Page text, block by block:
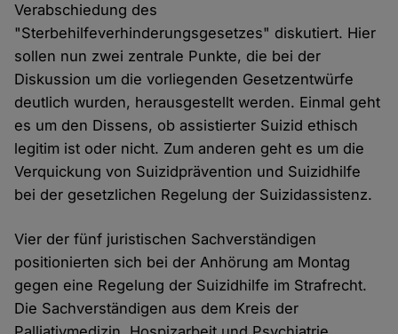
Verabschiedung des
"Sterbehilfeverhinderungsgesetzes" diskutiert. Hier
sollen nun zwei zentrale Punkte, die bei der
Diskussion um die vorliegenden Gesetzentwürfe
deutlich wurden, herausgestellt werden. Einmal geht
es um den Dissens, ob assistierter Suizid ethisch
legitim ist oder nicht. Zum anderen geht es um die
Verquickung von Suizidprävention und Suizidhilfe
bei der gesetzlichen Regelung der Suizidassistenz.
Vier der fünf juristischen Sachverständigen
positionierten sich bei der Anhörung am Montag
gegen eine Regelung der Suizidhilfe im Strafrecht.
Die Sachverständigen aus dem Kreis der